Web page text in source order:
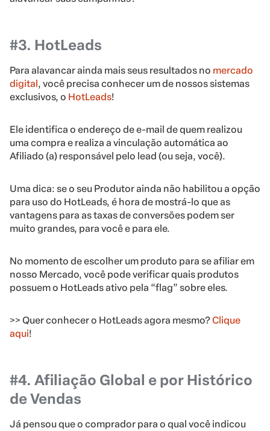
#3. HotLeads
Para alavancar ainda mais seus resultados no mercado
digital , você precisa conhecer um de nossos sistemas
exclusivos, o HotLeads!
Ele identifica o endereço de e-mail de quem realizou
uma compra e realiza a vinculação automática ao
Afiliado (a) responsável pelo lead (ou seja, você).
Uma dica: se o seu Produtor ainda não habilitou a opção
para uso do HotLeads, é hora de mostrá-lo que as
vantagens para as taxas de conversões podem ser
muito grandes, para você e para ele.
No momento de escolher um produto para se afiliar em
nosso Mercado, você pode verificar quais produtos
possuem o HotLeads ativo pela “flag” sobre eles.
>> Quer conhecer o HotLeads agora mesmo?Clique
aqui!
#4. Afiliação Global e por Histórico
de Vendas
Já pensou que o comprador para o qual você indicou